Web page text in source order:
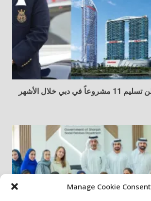
Manage Cookie Consent
دانوب العقارية تعلن تسليم 11 مشروعاً في دبي خلال الأشهر